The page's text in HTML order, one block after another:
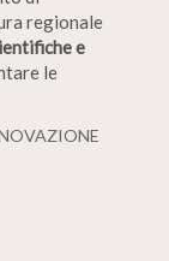
regionale
e
le